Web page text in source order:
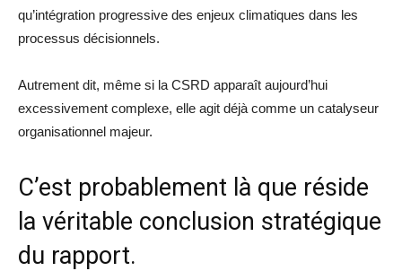
qu’intégration progressive des enjeux climatiques dans les
processus décisionnels.
Autrement dit, même si la CSRD apparaît aujourd’hui
excessivement complexe, elle agit déjà comme un catalyseur
organisationnel majeur.
C’est probablement là que réside
la véritable conclusion stratégique
du rapport.